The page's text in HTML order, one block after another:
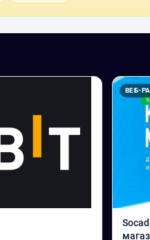
ВЕБ-